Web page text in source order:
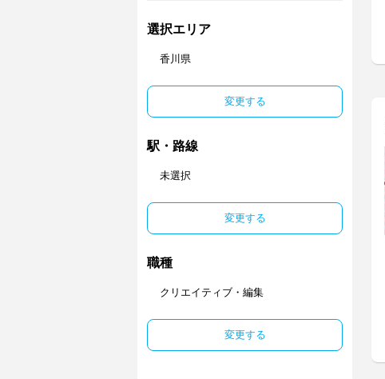
選択エリア
香川県
変更する
駅・路線
未選択
変更する
職種
クリエイティブ・編集
変更する